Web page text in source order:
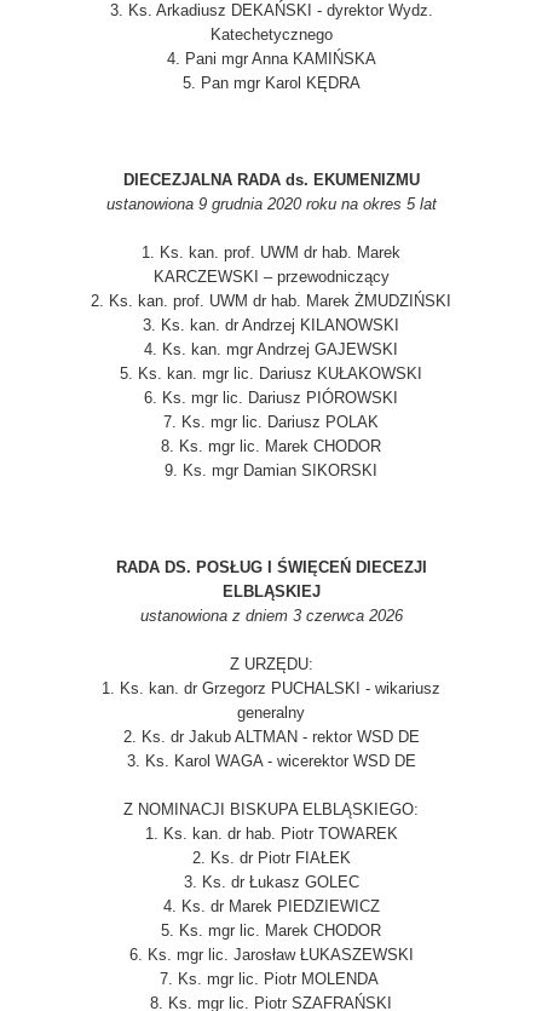
3. Ks. Arkadiusz DEKAŃSKI - dyrektor Wydz.
Katechetycznego
4. Pani mgr Anna KAMIŃSKA
5. Pan mgr Karol KĘDRA
DIECEZJALNA RADA ds. EKUMENIZMU
ustanowiona 9 grudnia 2020 roku na okres 5 lat
1. Ks. kan. prof. UWM dr hab. Marek
KARCZEWSKI – przewodniczący
2. Ks. kan. prof. UWM dr hab. Marek ŻMUDZIŃSKI
3. Ks. kan. dr Andrzej KILANOWSKI
4. Ks. kan. mgr Andrzej GAJEWSKI
5. Ks. kan. mgr lic. Dariusz KUŁAKOWSKI
6. Ks. mgr lic. Dariusz PIÓROWSKI
7. Ks. mgr lic. Dariusz POLAK
8. Ks. mgr lic. Marek CHODOR
9. Ks. mgr Damian SIKORSKI
RADA DS. POSŁUG I ŚWIĘCEŃ DIECEZJI
ELBLĄSKIEJ
ustanowiona z dniem 3 czerwca 2026
Z URZĘDU:
1. Ks. kan. dr Grzegorz PUCHALSKI - wikariusz
generalny
2. Ks. dr Jakub ALTMAN - rektor WSD DE
3. Ks. Karol WAGA - wicerektor WSD DE
Z NOMINACJI BISKUPA ELBLĄSKIEGO:
1. Ks. kan. dr hab. Piotr TOWAREK
2. Ks. dr Piotr FIAŁEK
3. Ks. dr Łukasz GOLEC
4. Ks. dr Marek PIEDZIEWICZ
5. Ks. mgr lic. Marek CHODOR
6. Ks. mgr lic. Jarosław ŁUKASZEWSKI
7. Ks. mgr lic. Piotr MOLENDA
8. Ks. mgr lic. Piotr SZAFRAŃSKI